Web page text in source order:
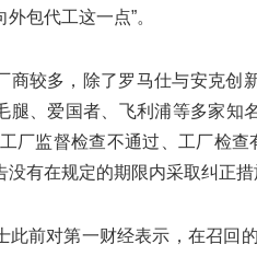
包代工这一点”。
商较多，除了罗马仕与安克创
腿、爱国者、飞利浦等多家知
厂监督检查不通过、工厂检
有在规定的期限内采取纠正措
此前对第一财经表示，在召回